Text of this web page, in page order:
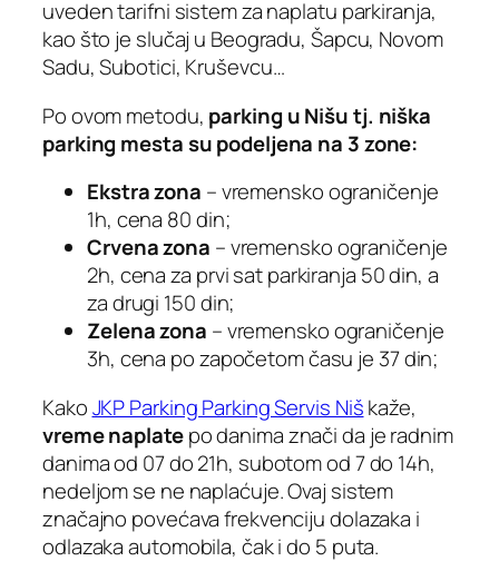
uveden tarifni sistem za naplatu parkiranja,
kao što je slučaj u Beogradu, Šapcu, Novom
Sadu, Subotici, Kruševcu…
Po ovom metodu, parking u Nišu tj. niška
parking mesta su podeljena na 3 zone:
Ekstra zona – vremensko ograničenje
1h, cena 80 din;
Crvena zona – vremensko ograničenje
2h, cena za prvi sat parkiranja 50 din, a
za drugi 150 din;
Zelena zona – vremensko ograničenje
3h, cena po započetom času je 37 din;
KakoJKP Parking Parking Servis Niškaže,
vreme naplatepo danima znači da je radnim
danima od 07 do 21h, subotom od 7 do 14h,
nedeljom se ne naplaćuje. Ovaj sistem
značajno povećava frekvenciju dolazaka i
odlazaka automobila, čak i do 5 puta.